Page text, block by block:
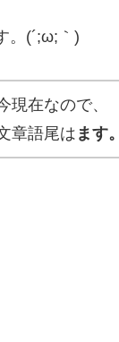
。(´;ω;｀)
現在なので、
章語尾はます。